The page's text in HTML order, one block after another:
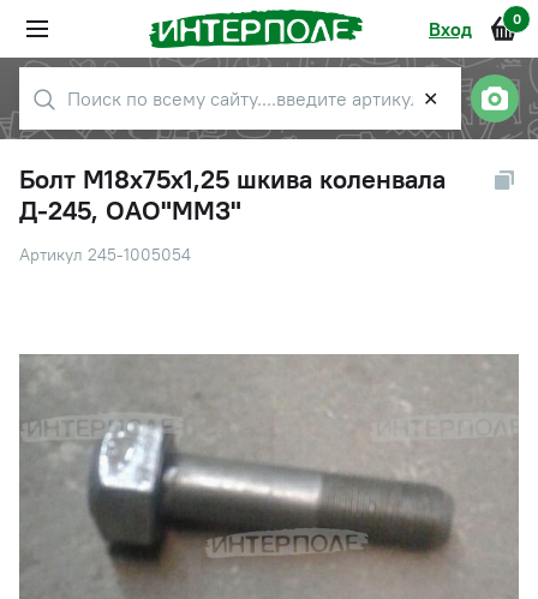
Вход 0
✕
Болт М18х75х1,25 шкива коленвала
Д-245, ОАО"ММЗ"
Артикул 245-1005054